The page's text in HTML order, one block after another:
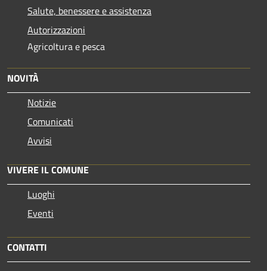
Salute, benessere e assistenza
Autorizzazioni
Agricoltura e pesca
NOVITÀ
Notizie
Comunicati
Avvisi
VIVERE IL COMUNE
Luoghi
Eventi
CONTATTI